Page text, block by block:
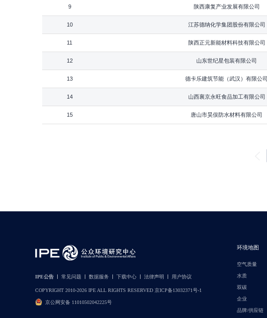
9 陕西康复产业发展有限公司
10 江苏德纳化学集团股份有限公司
11 陕西正元新能材料科技有限公司
12 山东世纪星包装有限公司
13 德卡乐建筑节能（武汉）有限公司
14 山西襄京永旺食品加工有限公司
15 唐山市昊俣防水材料有限公司
IPE公告 常见问题 数据服务 下载中心 法律声明 用户协议
COPYRIGHT 2010-2026 IPE ALL RIGHTS RESERVED 京ICP备13032371号-1
京公网安备 11010502042225号
环境地图
空气质量
水质
双碳
企业
品牌/供应链